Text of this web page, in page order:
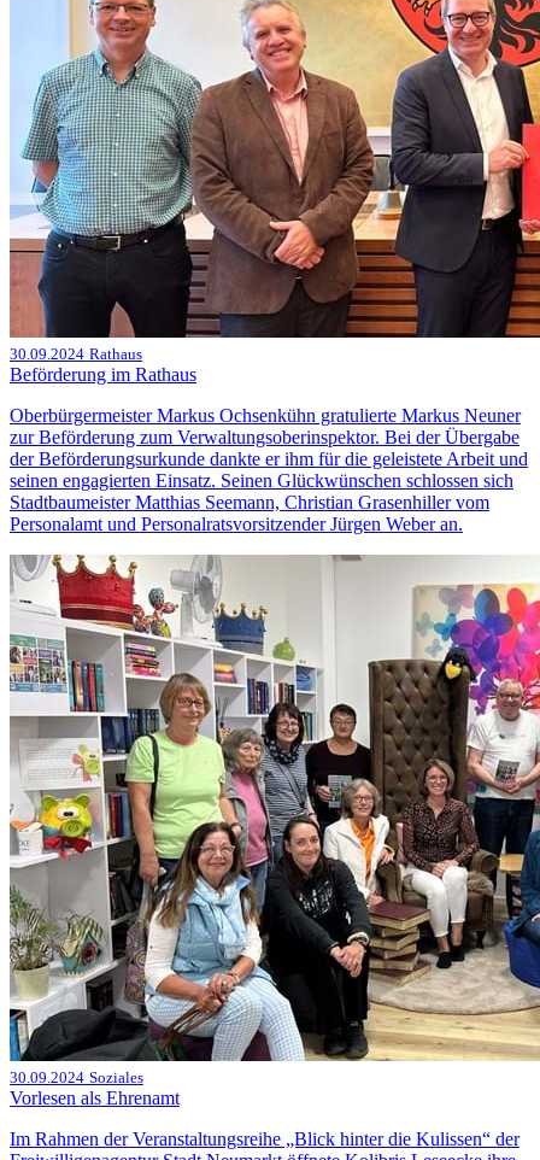
30.09.2024 Rathaus
Beförderung im Rathaus
Oberbürgermeister Markus Ochsenkühn gratulierte Markus Neuner
zur Beförderung zum Verwaltungsoberinspektor. Bei der Übergabe
der Beförderungsurkunde dankte er ihm für die geleistete Arbeit und
seinen engagierten Einsatz. Seinen Glückwünschen schlossen sich
Stadtbaumeister Matthias Seemann, Christian Grasenhiller vom
Personalamt und Personalratsvorsitzender Jürgen Weber an.
30.09.2024 Soziales
Vorlesen als Ehrenamt
Im Rahmen der Veranstaltungsreihe „Blick hinter die Kulissen“ der